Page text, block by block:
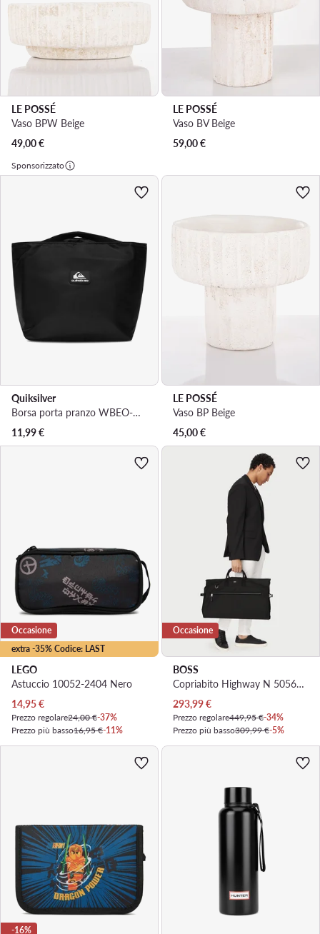
LE POSSÉ
Vaso BPW Beige
49,00€
LE POSSÉ
Vaso BV Beige
59,00€
Sponsorizzato
Quiksilver
Borsa porta pranzo WBEO-QUIK-P-001-10 Nero
11,99€
LE POSSÉ
Vaso BP Beige
45,00€
extra -35% Codice: LAST
Occasione
LEGO
Astuccio 10052-2404 Nero
Prezzo attuale
14,95€
Prezzo regolare24,00 €-37%
Prezzo più basso16,95 €-11%
Occasione
BOSS
Copriabito Highway N 50563296 Nero
Prezzo attuale
293,99€
Prezzo regolare449,95 €-34%
Prezzo più basso309,99 €-5%
-16%